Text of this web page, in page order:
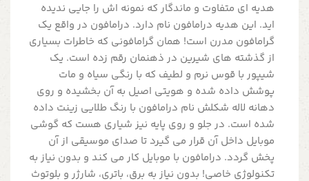
هدیه ای متفاوت و ماندگار که نمونه اش را جایی ندیده
اید. این هدیه درامافون نام دارد. درامافون در واقع یک
گرامافون مدرن است! همان گرامافونی که خاطرات بسیاری
از گذشته های شیرین در ذهنمان رقم زده است. یک
شیپور با قوس نرم و لطیف که با رنگی سیاه و مات
پوشش داده شده و هویتی اصیل به آن بخشیده و روی
دهانه لاله شکلش نام درامافون با رنگ طلایی زینت داده
شده است. در جلو و روی پایه نیز شیاری هست که گوشی
موبایل داخل آن قرار می گیرد تا صدای موسیقی از آن
پخش گردد. درامافون با موبایل کار می کند و بدون نیاز به
تکنولوژی خاصی! بدون نیاز به برق، باتری، شارژر و بلوتوث